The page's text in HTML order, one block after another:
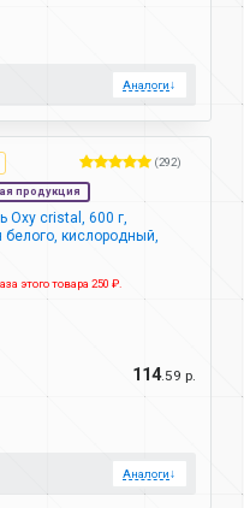
Аналоги↓
(292)
продукция
Oxy cristal, 600 г,
белого, кислородный,
этого товара 250 ₽.
114.59 р.
Аналоги↓